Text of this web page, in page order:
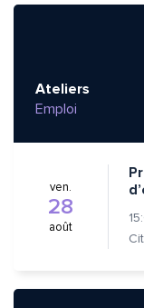
Ateliers
Emploi
ven.
28
août
Quelle est la